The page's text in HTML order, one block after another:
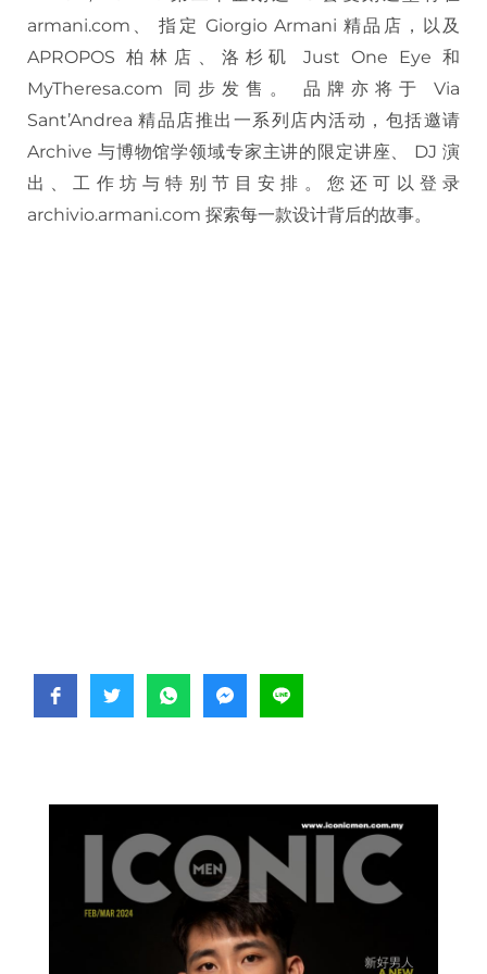
armani.com、 指定 Giorgio Armani 精品店，以及
APROPOS 柏林店、洛杉矶 Just One Eye 和
MyTheresa.com 同步发售。 品牌亦将于 Via
Sant’Andrea 精品店推出一系列店内活动，包括邀请
Archive 与博物馆学领域专家主讲的限定讲座、 DJ 演
出、工作坊与特别节目安排。您还可以登录
archivio.armani.com 探索每一款设计背后的故事。